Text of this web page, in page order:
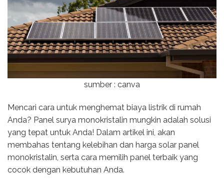
sumber : canva
Mencari cara untuk menghemat biaya listrik di rumah
Anda? Panel surya monokristalin mungkin adalah solusi
yang tepat untuk Anda! Dalam artikel ini, akan
membahas tentang kelebihan dan harga solar panel
monokristalin, serta cara memilih panel terbaik yang
cocok dengan kebutuhan Anda.